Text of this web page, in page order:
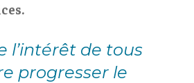
l’intérêt de tous
progresser le